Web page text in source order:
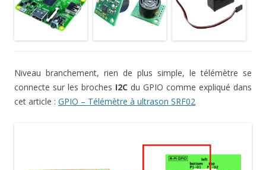
Niveau branchement, rien de plus simple, le télémètre se
connecte sur les broches I2C du GPIO comme expliqué dans
cet article : GPIO – Télémètre à ultrason SRF02